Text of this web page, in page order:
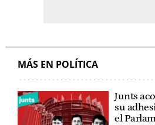
MÁS EN POLÍTICA
Junts
su
el